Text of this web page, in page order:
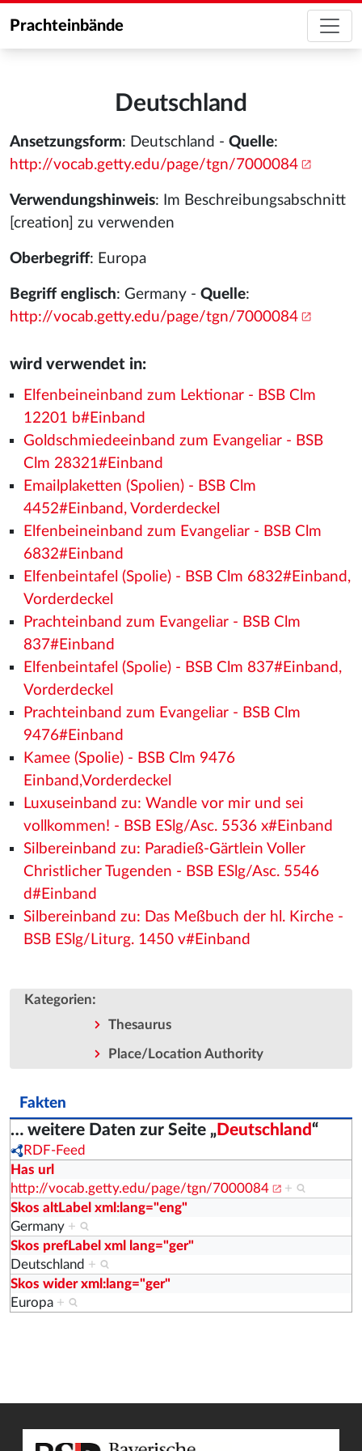
Prachteinbände
Deutschland
Ansetzungsform: Deutschland - Quelle:
http://vocab.getty.edu/page/tgn/7000084
Verwendungshinweis: Im Beschreibungsabschnitt
[creation] zu verwenden
Oberbegriff: Europa
Begriff englisch: Germany - Quelle:
http://vocab.getty.edu/page/tgn/7000084
wird verwendet in:
Elfenbeineinband zum Lektionar - BSB Clm
12201 b#Einband
Goldschmiedeeinband zum Evangeliar - BSB
Clm 28321#Einband
Emailplaketten (Spolien) - BSB Clm
4452#Einband, Vorderdeckel
Elfenbeineinband zum Evangeliar - BSB Clm
6832#Einband
Elfenbeintafel (Spolie) - BSB Clm 6832#Einband,
Vorderdeckel
Prachteinband zum Evangeliar - BSB Clm
837#Einband
Elfenbeintafel (Spolie) - BSB Clm 837#Einband,
Vorderdeckel
Prachteinband zum Evangeliar - BSB Clm
9476#Einband
Kamee (Spolie) - BSB Clm 9476
Einband,Vorderdeckel
Luxuseinband zu: Wandle vor mir und sei
vollkommen! - BSB ESlg/Asc. 5536 x#Einband
Silbereinband zu: Paradieß-Gärtlein Voller
Christlicher Tugenden - BSB ESlg/Asc. 5546
d#Einband
Silbereinband zu: Das Meßbuch der hl. Kirche -
BSB ESlg/Liturg. 1450 v#Einband
Kategorien:
Thesaurus
Place/Location Authority
Fakten
… weitere Daten zur Seite „Deutschland“
RDF-Feed
Has url
http://vocab.getty.edu/page/tgn/7000084
+
Skos altLabel xml:lang="eng"
Germany +
Skos prefLabel xml lang="ger"
Deutschland +
Skos wider xml:lang="ger"
Europa +